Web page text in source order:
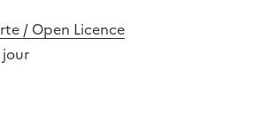
/ Open Licence
jour